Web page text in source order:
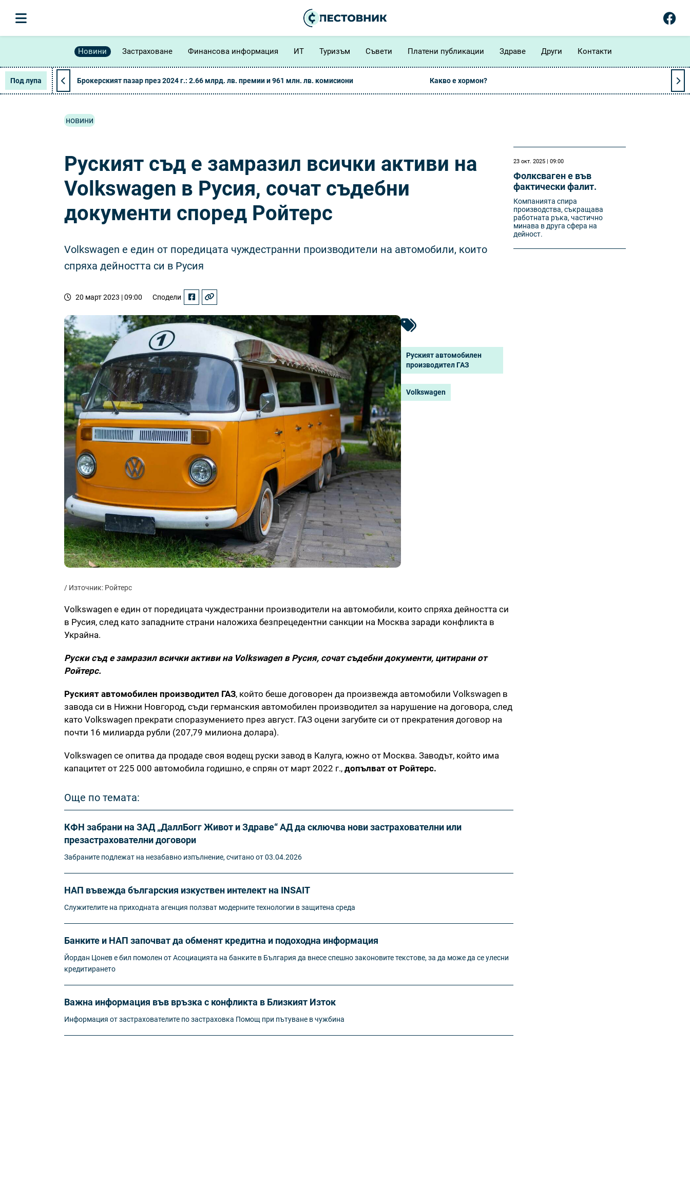
Новини Застраховане Финансова информация ИТ Туризъм Съвети Платени публикации Здраве Други Контакти
Под лупа Брокерският пазар през 2024 г.: 2.66 млрд. лв. премии и 961 млн. лв. комисиони Какво е хормон?
новини
Руският съд e замразил всички активи на
Volkswagen в Русия, сочат съдебни
документи според Ройтерс
Volkswagen е един от поредицата чуждестранни производители на автомобили, които
спряха дейността си в Русия
20 март 2023 | 09:00 Сподели
Руският автомобилен
производител ГАЗ
Volkswagen
/ Източник: Ройтерс
Volkswagen е един от поредицата чуждестранни производители на автомобили, които спряха дейността си
в Русия, след като западните страни наложиха безпрецедентни санкции на Москва заради конфликта в
Украйна.
Руски съд e замразил всички активи на Volkswagen в Русия, сочат съдебни документи, цитирани от
Ройтерс.
Руският автомобилен производител ГАЗ, който беше договорен да произвежда автомобили Volkswagen в
завода си в Нижни Новгород, съди германския автомобилен производител за нарушение на договора, след
като Volkswagen прекрати споразумението през август. ГАЗ оцени загубите си от прекратения договор на
почти 16 милиарда рубли (207,79 милиона долара).
Volkswagen се опитва да продаде своя водещ руски завод в Калуга, южно от Москва. Заводът, който има
капацитет от 225 000 автомобила годишно, е спрян от март 2022 г., допълват от Ройтерс.
Още по темата:
КФН забрани на ЗАД „ДаллБогг Живот и Здраве“ АД да сключва нови застрахователни или
презастрахователни договори
Забраните подлежат на незабавно изпълнение, считано от 03.04.2026
НАП въвежда българския изкуствен интелект на INSAIT
Служителите на приходната агенция ползват модерните технологии в защитена среда
Банките и НАП започват да обменят кредитна и подоходна информация
Йордан Цонев е бил помолен от Асоциацията на банките в България да внесе спешно законовите текстове, за да може да се улесни
кредитирането
Важна информация във връзка с конфликта в Близкият Изток
Информация от застрахователите по застраховка Помощ при пътуване в чужбина
23 окт. 2025 | 09:00
Фолксваген е във
фактически фалит.
Компанията спира
производства, съкращава
работната ръка, частично
минава в друга сфера на
дейност.